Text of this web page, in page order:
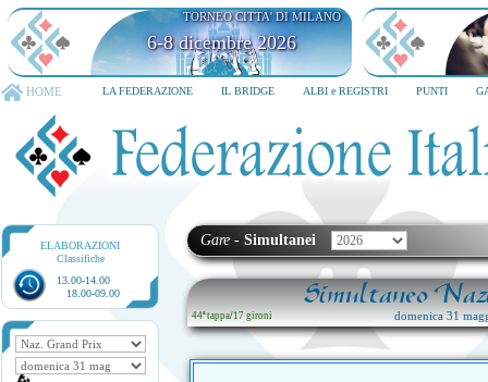
TORNEO CITTA' DI MILANO
6-8 dicembre 2026
HOME LA FEDERAZIONE IL BRIDGE ALBI e REGISTRI PUNTI
ELABORAZIONI
Classifiche
13.00-14.00
18.00-09.00
Gare - Simultanei
Simultaneo
44ª tappa/17 gironi domenica 31